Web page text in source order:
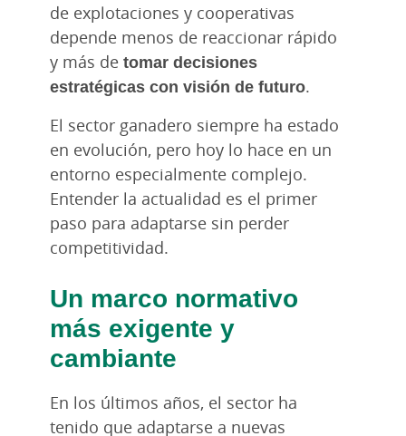
de explotaciones y cooperativas
depende menos de reaccionar rápido
y más de tomar decisiones
estratégicas con visión de futuro.
El sector ganadero siempre ha estado
en evolución, pero hoy lo hace en un
entorno especialmente complejo.
Entender la actualidad es el primer
paso para adaptarse sin perder
competitividad.
Un marco normativo
más exigente y
cambiante
En los últimos años, el sector ha
tenido que adaptarse a nuevas